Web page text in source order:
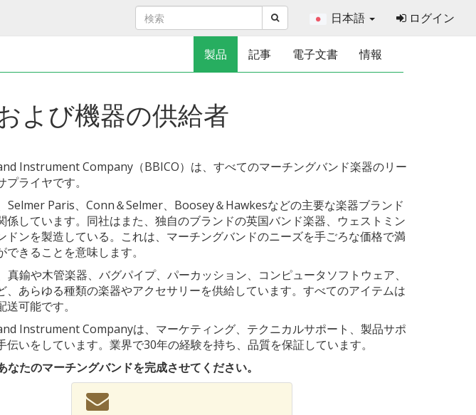
日本語 ログイン
製品 記事 電子文書 情報
よび機器の供給者
Instrument Company（BBICO）は、すべてのマーチングバンド楽器のリー
プライヤです。
Selmer Paris、Conn＆Selmer、Boosey＆Hawkesなどの主要な楽器ブランド
係しています。同社はまた、独自のブランドの英国バンド楽器、ウェストミン
ドンを製造している。これは、マーチングバンドのニーズを手ごろな価格で満
できることを意味します。
真鍮や木管楽器、バグパイプ、パーカッション、コンピュータソフトウェア、
、あらゆる種類の楽器やアクセサリーを供給しています。すべてのアイテムは
可能です。
Instrument Companyは、マーケティング、テクニカルサポート、製品サポ
伝いをしています。業界で30年の経験を持ち、品質を保証しています。
なたのマーチングバンドを完成させてください。